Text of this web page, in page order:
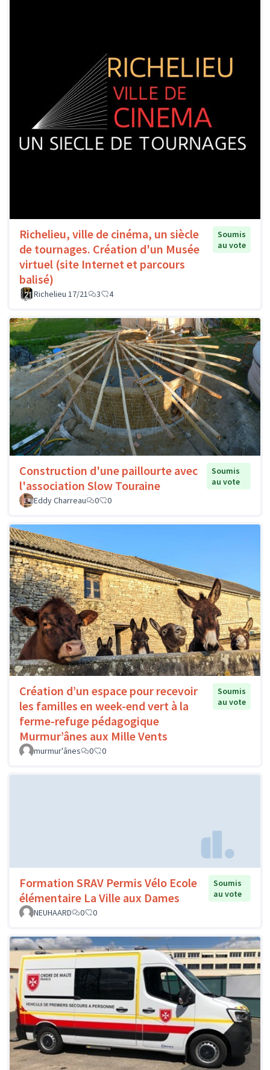
Richelieu, ville de cinéma, un siècle
de tournages. Création d'un Musée
virtuel (site Internet et parcours
balisé)
Soumis
au vote
Richelieu 17/21 3 4
Construction d'une paillourte avec
l'association Slow Touraine
Soumis
au vote
Eddy Charreau
0 0
Création d’un espace pour recevoir
les familles en week-end vert à la
ferme-refuge pédagogique
Murmur’ânes aux Mille Vents
Soumis
au vote
murmur'ânes 0 0
Formation SRAV Permis Vélo Ecole
élémentaire La Ville aux Dames
Soumis
au vote
NEUHAARD
0 0